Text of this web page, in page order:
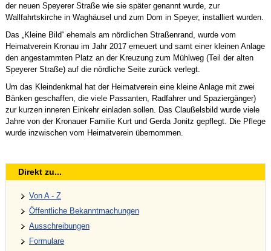
der neuen Speyerer Straße wie sie später genannt wurde, zur
Wallfahrtskirche in Waghäusel und zum Dom in Speyer, installiert wurden.
Das „Kleine Bild“ ehemals am nördlichen Straßenrand, wurde vom
Heimatverein Kronau im Jahr 2017 erneuert und samt einer kleinen Anlage
den angestammten Platz an der Kreuzung zum Mühlweg (Teil der alten
Speyerer Straße) auf die nördliche Seite zurück verlegt.
Um das Kleindenkmal hat der Heimatverein eine kleine Anlage mit zwei
Bänken geschaffen, die viele Passanten, Radfahrer und Spaziergänger)
zur kurzen inneren Einkehr einladen sollen. Das Claußelsbild wurde viele
Jahre von der Kronauer Familie Kurt und Gerda Jonitz gepflegt. Die Pflege
wurde inzwischen vom Heimatverein übernommen.
Direkt zu...
Von A - Z
Öffentliche Bekanntmachungen
Ausschreibungen
Formulare